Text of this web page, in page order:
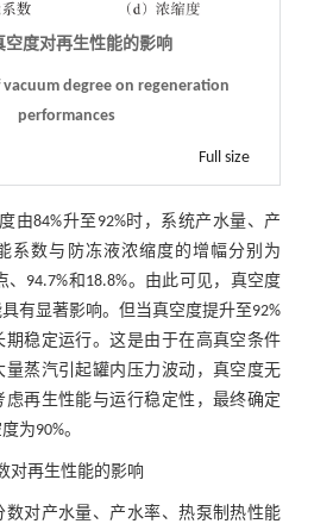
空度对再生性能的影响
vacuum degree on regeneration
performances
Full size
由84%升至92%时，系统产水量、产
系数与防冻液浓缩度的增幅分别为
、94.7%和18.8%。由此可见，真空度
有显著影响。但当真空度提升至92%
期稳定运行。这是由于在高真空条件
量蒸汽引起罐内压力波动，真空度无
虑再生性能与运行稳定性，最终确定
为90%。
对再生性能的影响
数对产水量、产水率、热泵制热性能